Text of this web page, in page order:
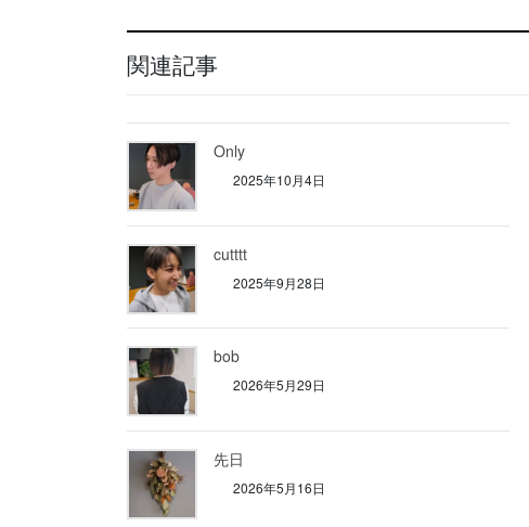
関連記事
Only
2025年10月4日
cutttt
2025年9月28日
bob
2026年5月29日
先日
2026年5月16日